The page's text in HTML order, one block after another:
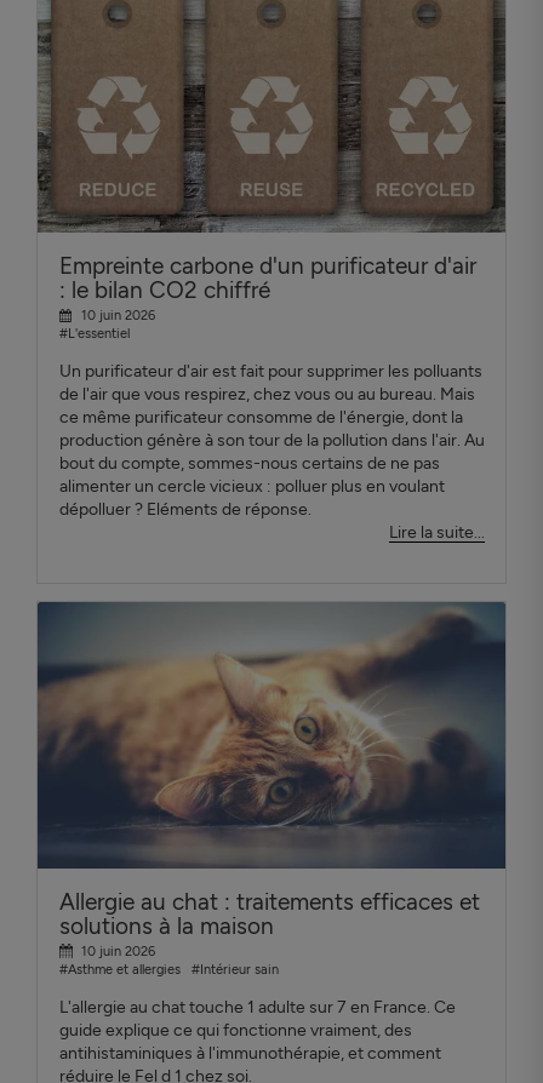
Empreinte carbone d'un purificateur d'air
: le bilan CO2 chiffré
10 juin 2026
#L'essentiel
Un purificateur d'air est fait pour supprimer les polluants
de l'air que vous respirez, chez vous ou au bureau. Mais
ce même purificateur consomme de l'énergie, dont la
production génère à son tour de la pollution dans l'air. Au
bout du compte, sommes-nous certains de ne pas
alimenter un cercle vicieux : polluer plus en voulant
dépolluer ? Eléments de réponse.
Lire la suite...
Allergie au chat : traitements efficaces et
solutions à la maison
10 juin 2026
#Asthme et allergies
#Intérieur sain
L'allergie au chat touche 1 adulte sur 7 en France. Ce
guide explique ce qui fonctionne vraiment, des
antihistaminiques à l'immunothérapie, et comment
réduire le Fel d 1 chez soi.